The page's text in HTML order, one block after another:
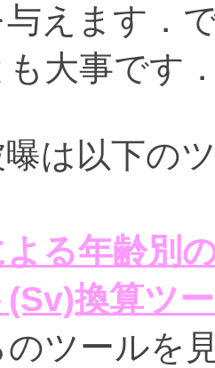
えます．
も大事です
曝は以下の
る年齢別
換算ツ
のツールを